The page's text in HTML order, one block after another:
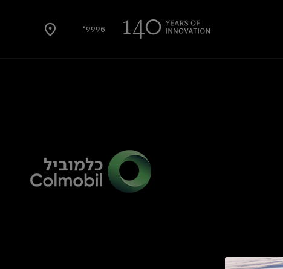
9996*